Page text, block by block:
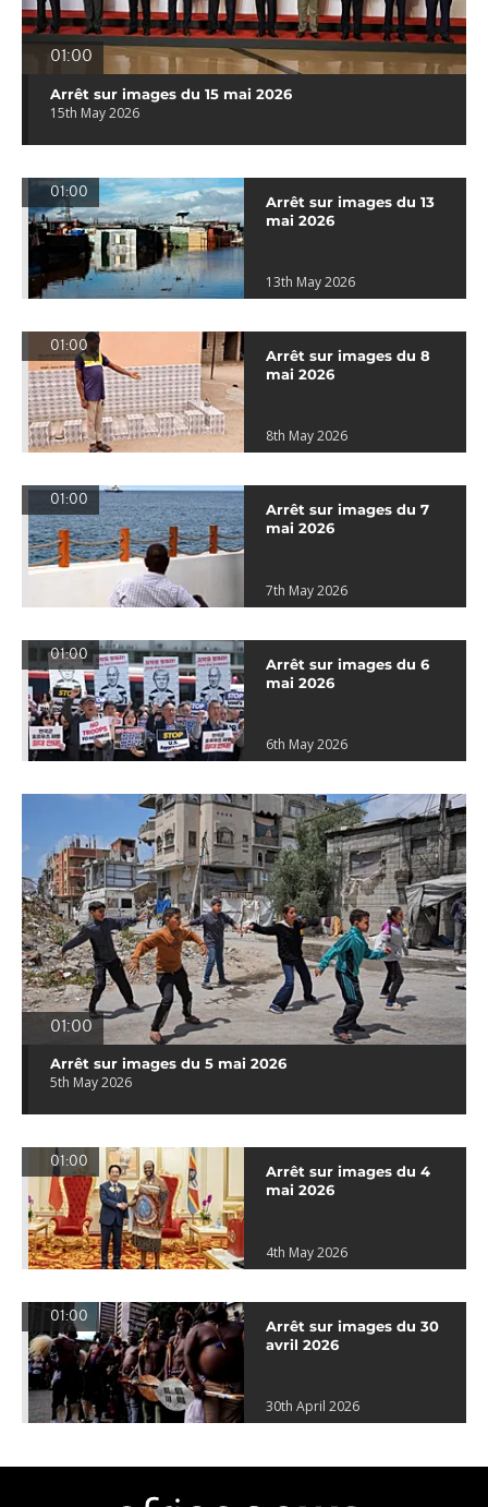
01:00
Arrêt sur images du 15 mai 2026
15th May 2026
01:00
Arrêt sur images du 13
mai 2026
13th May 2026
01:00
Arrêt sur images du 8
mai 2026
8th May 2026
01:00
Arrêt sur images du 7
mai 2026
7th May 2026
01:00
Arrêt sur images du 6
mai 2026
6th May 2026
01:00
Arrêt sur images du 5 mai 2026
5th May 2026
01:00
Arrêt sur images du 4
mai 2026
4th May 2026
01:00
Arrêt sur images du 30
avril 2026
30th April 2026